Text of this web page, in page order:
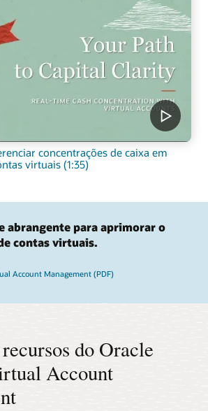
concentrações de caixa em
virtuais (1:35)
abrangente para aprimorar o
contas virtuais.
Account Management (PDF)
do Oracle
Account